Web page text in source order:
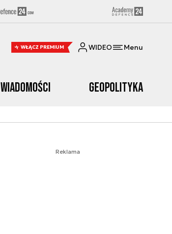
WŁĄCZ PREMIUM WIDEO Menu
Wiadomości Geopolityka
Reklama